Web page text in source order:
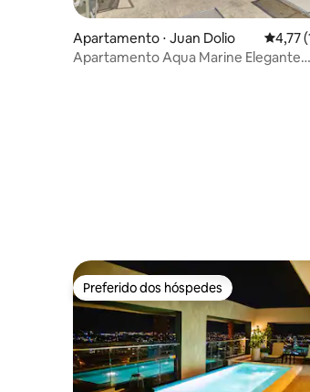
Apartamento ⋅ Juan Dolio 4,77
4,77
Apartamento Aqua Marine Elegante
Preferido dos hóspedes
Preferido dos hóspedes